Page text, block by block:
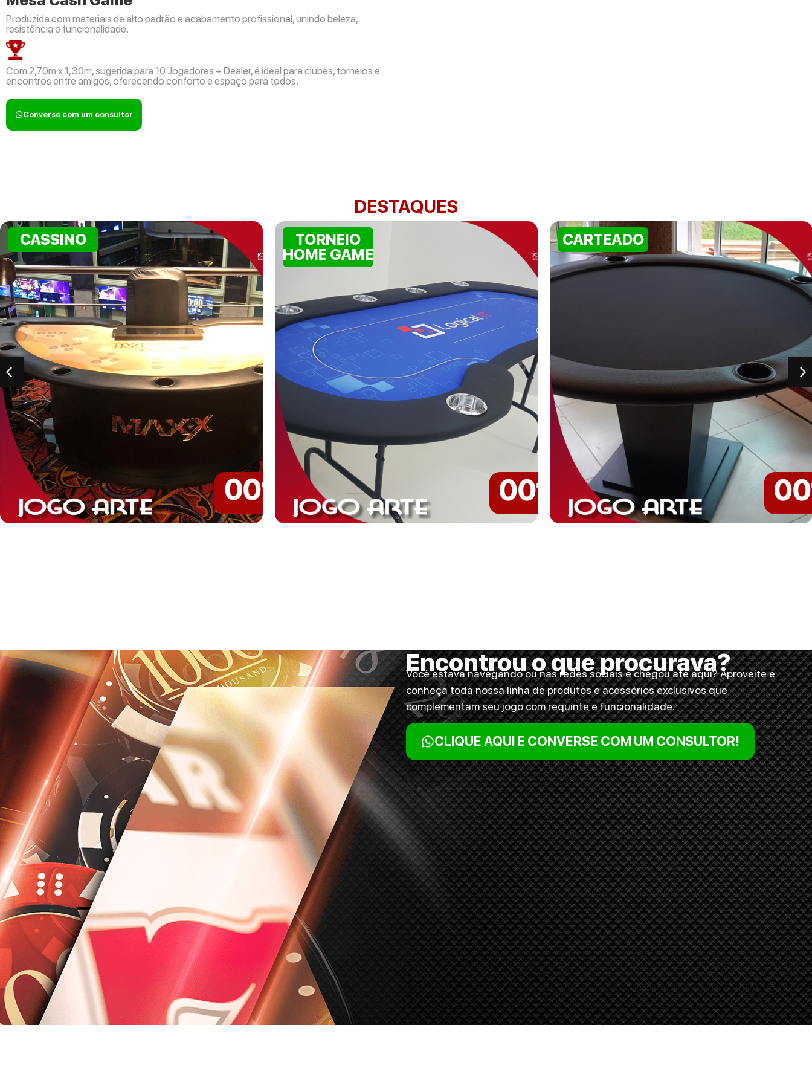
Produzida com materiais de alto padrão e acabamento profissional, unindo beleza,
resistência e funcionalidade.
Com 2,70m x 1,30m, sugerida para 10 Jogadores + Dealer, é ideal para clubes, torneios e
encontros entre amigos, oferecendo conforto e espaço para todos.
Converse com um consultor
DESTAQUES
CASSINO
TORNEIO
HOME GAME
CARTEADO
Encontrou o que procurava?
Você estava navegando ou nas redes sociais e chegou até aqui? Aproveite e
conheça toda nossa linha de produtos e acessórios exclusivos que
complementam seu jogo com requinte e funcionalidade.
CLIQUE AQUI E CONVERSE COM UM CONSULTOR!